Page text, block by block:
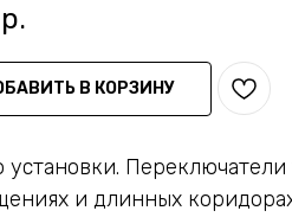
р.
В КОРЗИНУ
установки.
и длинных